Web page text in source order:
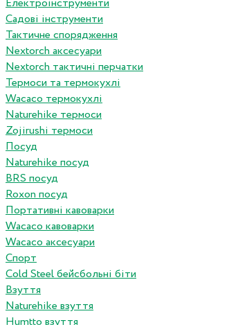
Електроінструменти
Садові інструменти
Тактичне спорядження
Nextorch аксесуари
Nextorch тактичні перчатки
Термоси та термокухлі
Wacaco термокухлі
Naturehike термоси
Zojirushi термоси
Посуд
Naturehike посуд
BRS посуд
Roxon посуд
Портативні кавоварки
Wacaco кавоварки
Wacaco аксесуари
Спорт
Cold Steel бейсбольні біти
Взуття
Naturehike взуття